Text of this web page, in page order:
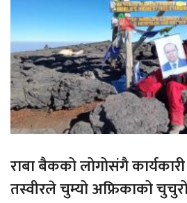
राबा बैकको लोगोसंगै
तस्वीरले चुम्यो अफ्रिकाको